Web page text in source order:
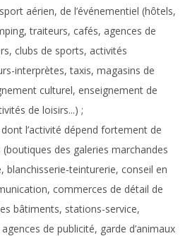
aérien, de l’événementiel (hôtels,
traiteurs, cafés, agences de
clubs de sports, activités
interprètes, taxis, magasins de
culturel, enseignement de
de loisirs...) ;
l’activité dépend fortement de
des galeries marchandes
blanchisserie-teinturerie, conseil en
commerces de détail de
bâtiments, stations-service,
de publicité, garde d’animaux